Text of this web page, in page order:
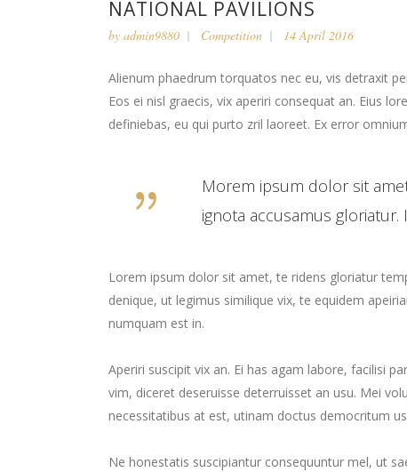
NATIONAL PAVILIONS
by admin9880 Competition 14 April 2016
Alienum phaedrum torquatos nec eu, vis detraxit
Eos ei nisl graecis, vix aperiri consequat an. Eius
definiebas, eu qui purto zril laoreet. Ex error
Morem ipsum dolor sit
ignota accusamus
Lorem ipsum dolor sit amet, te ridens gloriatur
denique, ut legimus similique vix, te equidem
numquam est in.
Aperiri suscipit vix an. Ei has agam labore, facilisi
vim, diceret deseruisse deterruisset an usu. Mei
necessitatibus at est, utinam doctus democritum
Ne honestatis suscipiantur consequuntur mel, ut